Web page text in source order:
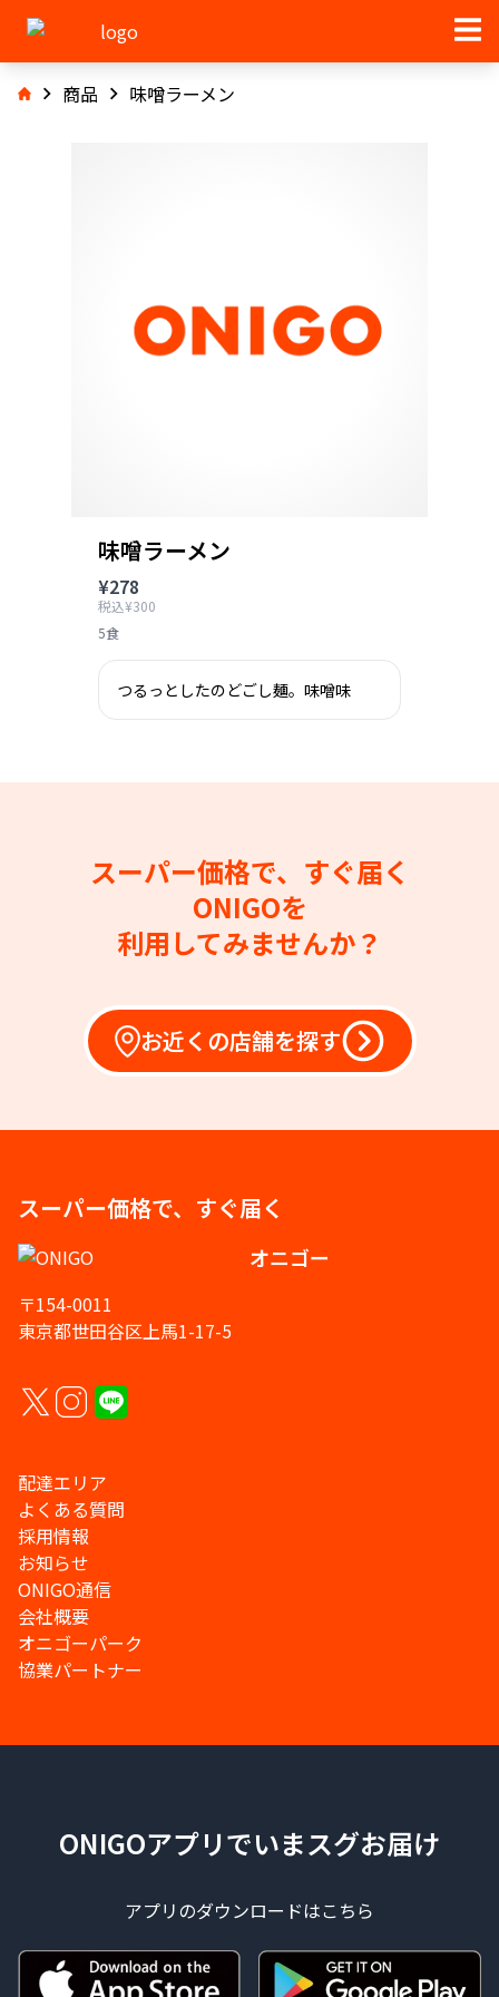
商品 味噌ラーメン
味噌ラーメン
¥278
税込¥300
5食
つるっとしたのどごし麺。味噌味
スーパー価格で、すぐ届く
ONIGOを
利用してみませんか？
お近くの店舗を探す
スーパー価格で、すぐ届く
オニゴー
〒154-0011
東京都世田谷区上馬1-17-5
配達エリア
よくある質問
採用情報
お知らせ
ONIGO通信
会社概要
オニゴーパーク
協業パートナー
ONIGOアプリでいまスグお届け
アプリのダウンロードはこちら